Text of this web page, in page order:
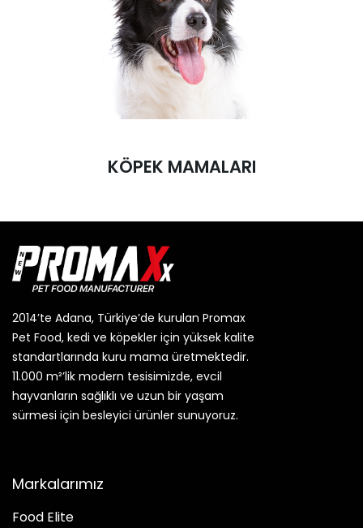
KÖPEK MAMALARI
KÖPEK MAMALARI
İncele
2014’te Adana, Türkiye’de kurulan Promax
Pet Food, kedi ve köpekler için yüksek kalite
standartlarında kuru mama üretmektedir.
11.000 m²’lik modern tesisimizde, evcil
hayvanların sağlıklı ve uzun bir yaşam
sürmesi için besleyici ürünler sunuyoruz.
Markalarımız
Food Elite